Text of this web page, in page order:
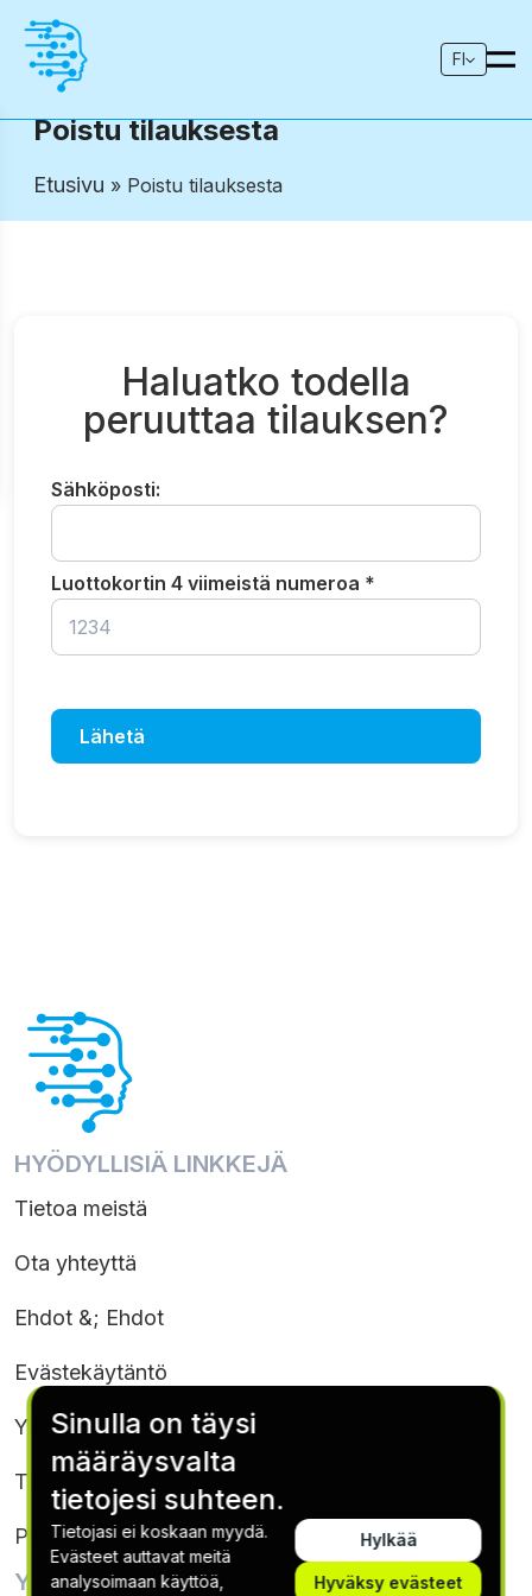
FI
Poistu tilauksesta
Etusivu » Poistu tilauksesta
Haluatko todella
peruuttaa tilauksen?
Sähköposti:
Luottokortin 4 viimeistä numeroa *
HYÖDYLLISIÄ LINKKEJÄ
Tietoa meistä
Ota yhteyttä
Ehdot &; Ehdot
Evästekäytäntö
Yksityisyyden suoja
Tilausehdot & Ehdot
Peruuta tilaus
YHTEYSTIEDOT
Sinulla on täysi
määräysvalta
tietojesi suhteen.
Tietojasi ei koskaan myydä.
Evästeet auttavat meitä
analysoimaan käyttöä,
Hylkää
Hyväksy evästeet